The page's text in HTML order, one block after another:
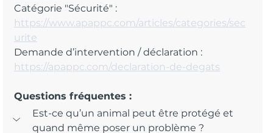
Catégorie "Sécurité" :
https://www.apappc.com/articles/categories/sec
urite
Demande d’intervention / déclaration :
https://apappc.com/declaration-de-degats
Questions fréquentes :
Est-ce qu’un animal peut être protégé et
quand même poser un problème ?